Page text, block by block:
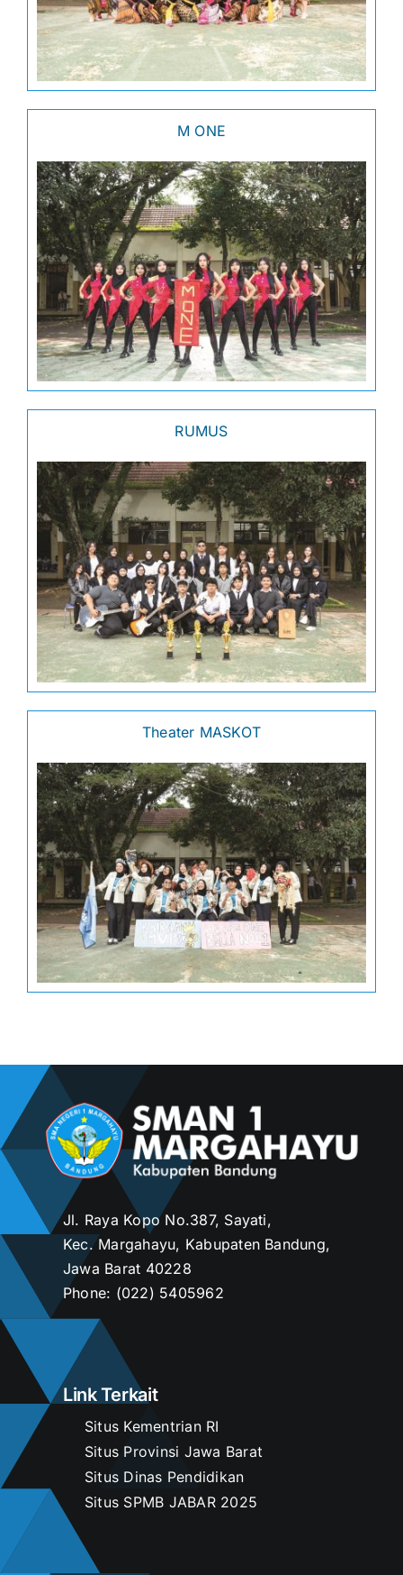
M ONE
RUMUS
Theater MASKOT
Jl. Raya Kopo No.387, Sayati,
Kec. Margahayu, Kabupaten Bandung,
Jawa Barat 40228
Phone: (022) 5405962
Link Terkait
Situs Kementrian RI
Situs Provinsi Jawa Barat
Situs Dinas Pendidikan
Situs SPMB JABAR 2025